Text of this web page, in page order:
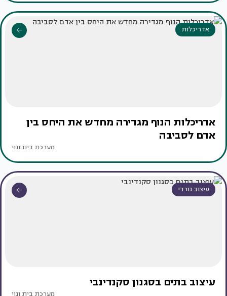
אדריכלות
אדריכלות הנוף מגדירה מחדש את היחס בין
אדם לסביבה
מערכת בית ונוי
עיצוב נורדי
עיצוב בתים בסגנון סקנדינבי
מערכת בית ונוי